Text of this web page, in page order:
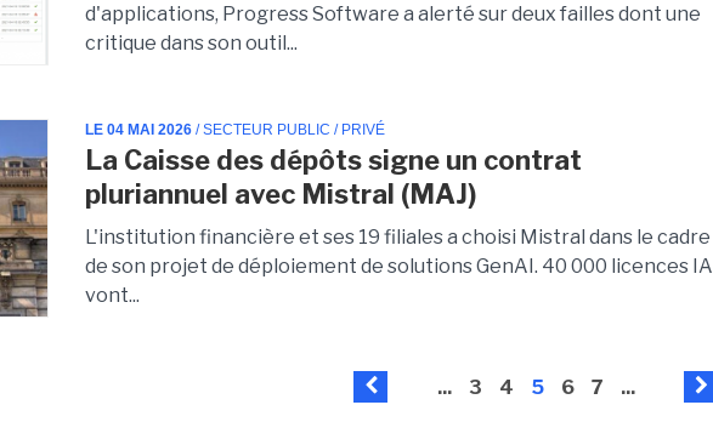
d'applications, Progress Software a alerté sur deux failles dont une
critique dans son outil...
LE 04 MAI 2026 / SECTEUR PUBLIC / PRIVÉ
La Caisse des dépôts signe un contrat
pluriannuel avec Mistral (MAJ)
L'institution financière et ses 19 filiales a choisi Mistral dans le cadre
de son projet de déploiement de solutions GenAI. 40 000 licences IA
vont...
... 3 4 5 6 7 ...